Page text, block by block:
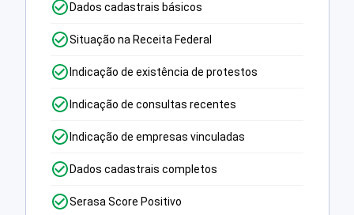
Dados cadastrais básicos
Situação na Receita Federal
Indicação de existência de protestos
Indicação de consultas recentes
Indicação de empresas vinculadas
Dados cadastrais completos
Serasa Score Positivo